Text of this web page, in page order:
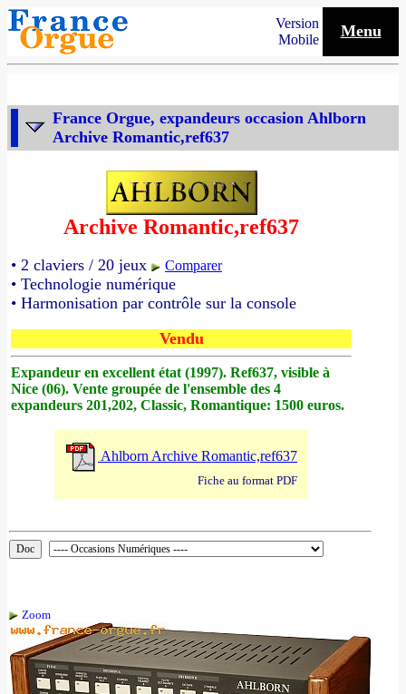
Version
Mobile
Menu
France Orgue, expandeurs occasion Ahlborn
Archive Romantic,ref637
Archive Romantic,ref637
• 2 claviers / 20 jeux Comparer
• Technologie numérique
• Harmonisation par contrôle sur la console
Vendu
Expandeur en excellent état (1997). Ref637, visible à
Nice (06). Vente groupée de l'ensemble des 4
expandeurs 201,202, Classic, Romantique: 1500 euros.
Ahlborn Archive Romantic,ref637
Fiche au format PDF
Zoom